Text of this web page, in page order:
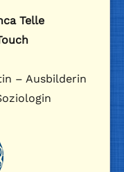
Telle
– Ausbilderin